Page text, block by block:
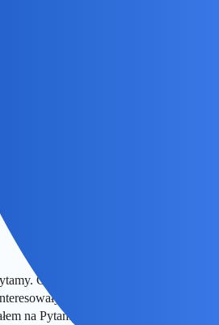
18:12
Często szukałem opinii zwykłych
fora i blogi niż artykuły, a w
na Pytamy aż w końcu sam